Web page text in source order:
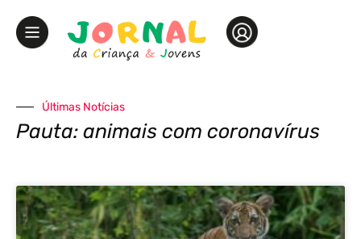
Últimas Notícias
Pauta: animais com coronavírus